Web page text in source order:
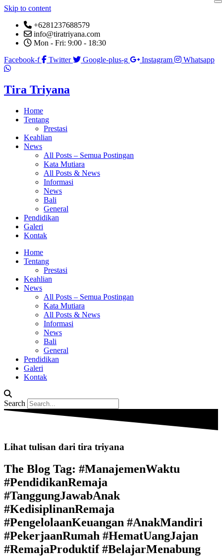
Skip to content
+6281237688579
info@tiratriyana.com
Mon - Fri: 9:00 - 18:30
Facebook-f
Twitter Google-plus-g Instagram Whatsapp
Tira Triyana
Home
Tentang
Prestasi
Keahlian
News
All Posts – Semua Postingan
Kata Mutiara
All Posts & News
Informasi
News
Bali
General
Pendidikan
Galeri
Kontak
Home
Tentang
Prestasi
Keahlian
News
All Posts – Semua Postingan
Kata Mutiara
All Posts & News
Informasi
News
Bali
General
Pendidikan
Galeri
Kontak
Search
Lihat tulisan dari tira triyana
The Blog Tag: #ManajemenWaktu
#PendidikanRemaja
#TanggungJawabAnak
#KedisiplinanRemaja
#PengelolaanKeuangan #AnakMandiri
#PekerjaanRumah #HematUangJajan
#RemajaProduktif #BelajarMenabung